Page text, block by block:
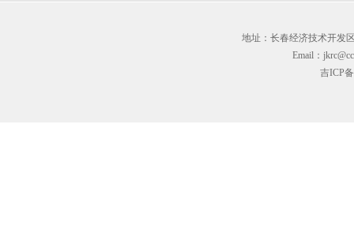
地址：长春经济技术开发
Email：
吉ICP